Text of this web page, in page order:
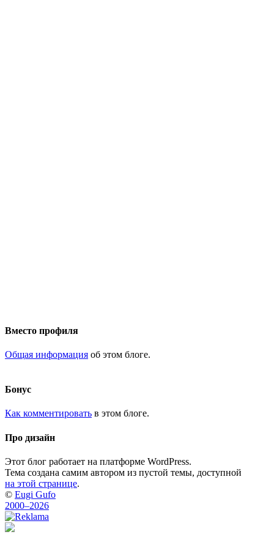
Вместо профиля
Общая информация об этом блоге.
Бонус
Как комментировать в этом блоге.
Про дизайн
Этот блог работает на платформе WordPress.
Тема создана самим автором из пустой темы, доступной
на этой странице.
© Eugi Gufo
2000–2026